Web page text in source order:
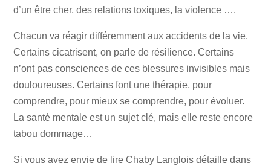
d’un être cher, des relations toxiques, la violence ….
Chacun va réagir différemment aux accidents de la vie.
Certains cicatrisent, on parle de résilience. Certains
n’ont pas consciences de ces blessures invisibles mais
douloureuses. Certains font une thérapie, pour
comprendre, pour mieux se comprendre, pour évoluer.
La santé mentale est un sujet clé, mais elle reste encore
tabou dommage…
Si vous avez envie de lire Chaby Langlois détaille dans